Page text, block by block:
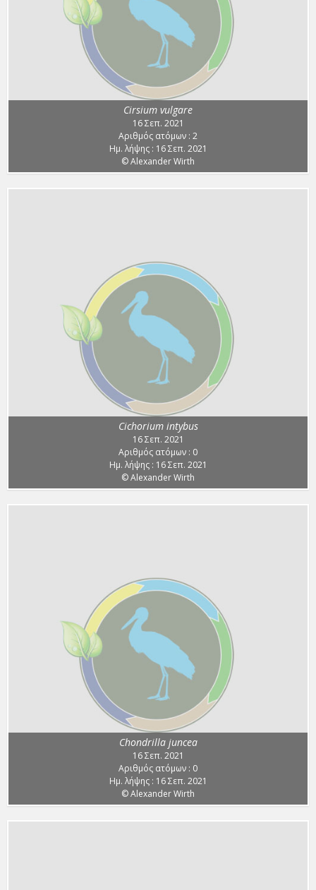
Cirsium vulgare
16 Σεπ. 2021
Αριθμός ατόμων : 2
Ημ. λήψης : 16 Σεπ. 2021
© Alexander Wirth
Cichorium intybus
16 Σεπ. 2021
Αριθμός ατόμων : 0
Ημ. λήψης : 16 Σεπ. 2021
© Alexander Wirth
Chondrilla juncea
16 Σεπ. 2021
Αριθμός ατόμων : 0
Ημ. λήψης : 16 Σεπ. 2021
© Alexander Wirth